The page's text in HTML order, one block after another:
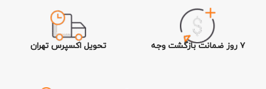
۷ روز ضمانت بازگشت وجه تحویل اکسپرس تهران